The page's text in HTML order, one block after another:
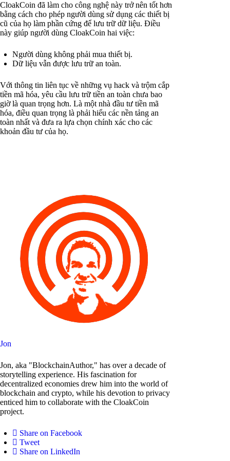
CloakCoin đã làm cho công nghệ này trở nên tốt hơn
bằng cách cho phép người dùng sử dụng các thiết bị
cũ của họ làm phần cứng để lưu trữ dữ liệu. Điều
này giúp người dùng CloakCoin hai việc:
Người dùng không phải mua thiết bị.
Dữ liệu vẫn được lưu trữ an toàn.
Với thông tin liên tục về những vụ hack và trộm cắp
tiền mã hóa, yêu cầu lưu trữ tiền an toàn chưa bao
giờ là quan trọng hơn. Là một nhà đầu tư tiền mã
hóa, điều quan trọng là phải hiểu các nền tảng an
toàn nhất và đưa ra lựa chọn chính xác cho các
khoản đầu tư của họ.
Jon
Jon, aka "BlockchainAuthor," has over a decade of
storytelling experience. His fascination for
decentralized economies drew him into the world of
blockchain and crypto, while his devotion to privacy
enticed him to collaborate with the CloakCoin
project.
Share on Facebook
Tweet
Share on LinkedIn